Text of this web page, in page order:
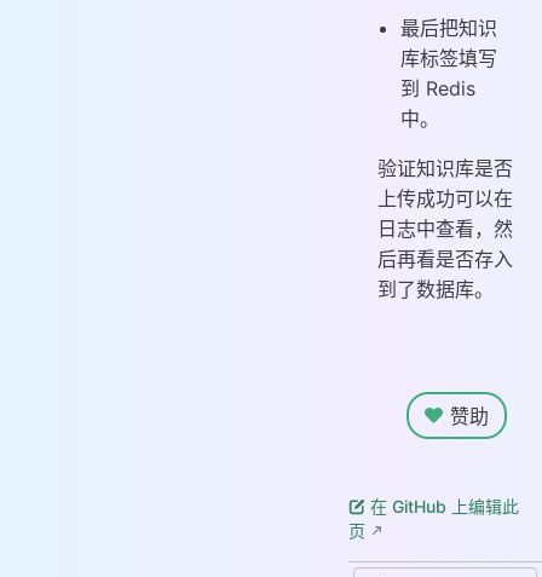
最后把知识
库标签填写
到 Redis
中。
验证知识库是否
上传成功可以在
日志中查看，然
后再看是否存入
到了数据库。
赞助
在 GitHub 上编辑此
页